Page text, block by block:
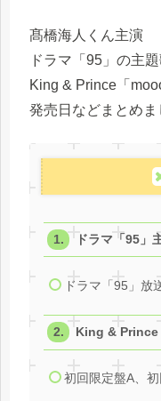
髙橋海人くん主演
ドラマ「95」の主
King & Prince「
発売日などまとめま
ドラマ「95
ドラマ「95」放
King & Prince
初回限定盤A、